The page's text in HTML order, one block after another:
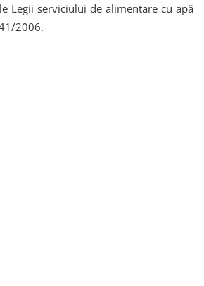
Legii serviciului de alimentare cu apă
2006.